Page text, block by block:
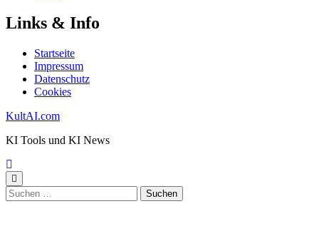
Links & Info
Startseite
Impressum
Datenschutz
Cookies
KultAI.com
KI Tools und KI News
Suchen
nach: